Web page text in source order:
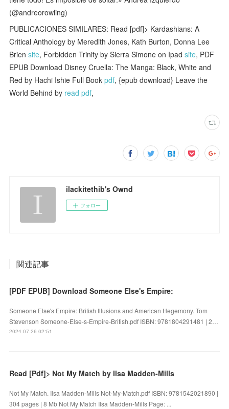
(@andreorowling)
PUBLICACIONES SIMILARES: Read [pdf]> Kardashians: A
Critical Anthology by Meredith Jones, Kath Burton, Donna Lee
Briensite, Forbidden Trinity by Sierra Simone on Ipadsite, PDF
EPUB Download Disney Cruella: The Manga: Black, White and
Red by Hachi Ishie Full Bookpdf, {epub download} Leave the
World Behind by read pdf,
ilackitethib's Ownd
フォロー
関連記事
[PDF EPUB] Download Someone Else's Empire:
Someone Else's Empire: British Illusions and American Hegemony. Tom
Stevenson Someone-Else-s-Empire-British.pdf ISBN: 9781804291481 | 2…
2024.07.26 02:51
Read [Pdf]> Not My Match by Ilsa Madden-Mills
Not My Match. Ilsa Madden-Mills Not-My-Match.pdf ISBN: 9781542021890 |
304 pages | 8 Mb Not My Match Ilsa Madden-Mills Page: ...